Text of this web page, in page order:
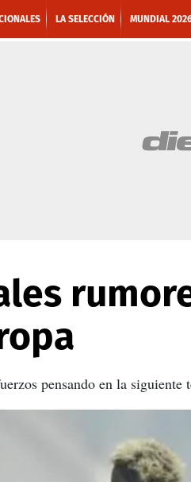
LA SELECCIÓN MUNDIAL
pensando en la